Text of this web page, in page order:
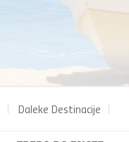
Daleke Destinacije